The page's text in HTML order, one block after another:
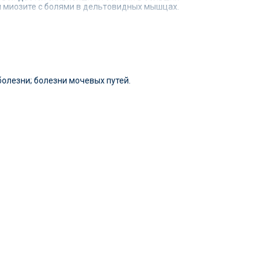
миозите с болями в дельтовидных мышцах.
определить правильную дозировку и
болезни мочевых путей.